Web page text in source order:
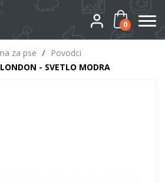
0
za pse / Povodci
- SVETLO MODRA